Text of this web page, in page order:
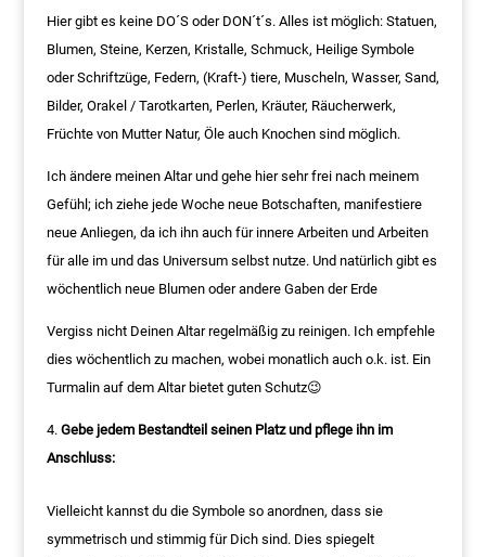
Hier gibt es keine DO´S oder DON´t´s. Alles ist möglich: Statuen,
Blumen, Steine, Kerzen, Kristalle, Schmuck, Heilige Symbole
oder Schriftzüge, Federn, (Kraft-) tiere, Muscheln, Wasser, Sand,
Bilder, Orakel / Tarotkarten, Perlen, Kräuter, Räucherwerk,
Früchte von Mutter Natur, Öle auch Knochen sind möglich.
Ich ändere meinen Altar und gehe hier sehr frei nach meinem
Gefühl; ich ziehe jede Woche neue Botschaften, manifestiere
neue Anliegen, da ich ihn auch für innere Arbeiten und Arbeiten
für alle im und das Universum selbst nutze. Und natürlich gibt es
wöchentlich neue Blumen oder andere Gaben der Erde
Vergiss nicht Deinen Altar regelmäßig zu reinigen. Ich empfehle
dies wöchentlich zu machen, wobei monatlich auch o.k. ist. Ein
Turmalin auf dem Altar bietet guten Schutz😉
Gebe jedem Bestandteil seinen Platz und pflege ihn im
Anschluss:
Vielleicht kannst du die Symbole so anordnen, dass sie
symmetrisch und stimmig für Dich sind. Dies spiegelt